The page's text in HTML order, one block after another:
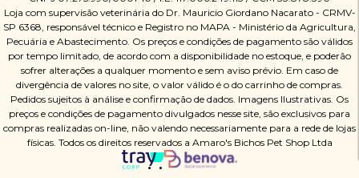
Loja com supervisão veterinária do Dr. Mauricio Giordano Nacarato - CRMV-
SP 6368, responsável técnico e Registro no MAPA - Ministério da Agricultura,
Pecuária e Abastecimento. Os preços e condições de pagamento são válidos
por tempo limitado, de acordo com a disponibilidade no estoque, e poderão
sofrer alterações a qualquer momento e sem aviso prévio. Em caso de
divergência de valores no site, o valor válido é o do carrinho de compras.
Pedidos sujeitos à análise e confirmação de dados. Imagens Ilustrativas. Os
preços e condições de pagamento divulgados nesse site, são exclusivos para
compras realizadas on-line, não valendo necessariamente para a rede de lojas
físicas. Todos os direitos reservados a Amaro's Bichos Pet Shop Ltda